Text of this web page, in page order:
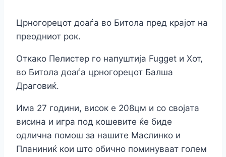
Црногорецот доаѓа во Битола пред крајот на
преодниот рок.
Откако Пелистер го напуштија Fugget и Хот,
во Битола доаѓа црногорецот Балша
Драговиќ.
Има 27 години, висок е 208цм и со својата
висина и игра под кошевите ќе биде
одлична помош за нашите Маслинко и
Планиниќ кои што обично поминуваат голем